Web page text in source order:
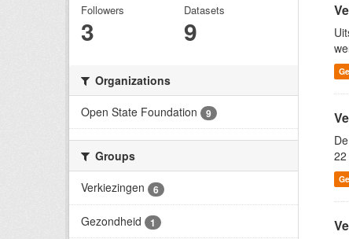
Followers
3
Datasets
9
Organizations
Open State Foundation
9
Groups
Verkiezingen
6
Gezondheid 1